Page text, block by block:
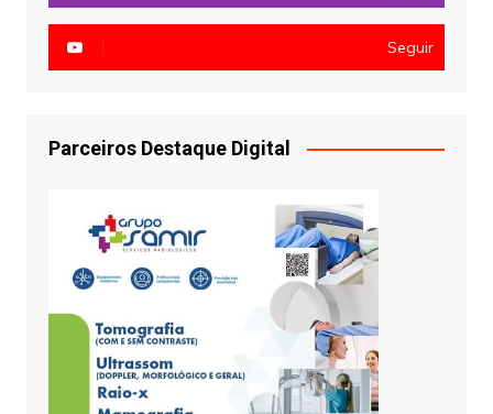
Seguir
Parceiros Destaque Digital